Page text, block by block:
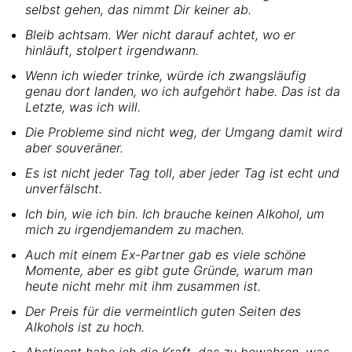
selbst gehen, das nimmt Dir keiner ab.
Bleib achtsam. Wer nicht darauf achtet, wo er
hinläuft, stolpert irgendwann.
Wenn ich wieder trinke, würde ich zwangsläufig
genau dort landen, wo ich aufgehört habe. Das ist da
Letzte, was ich will.
Die Probleme sind nicht weg, der Umgang damit wird
aber souveräner.
Es ist nicht jeder Tag toll, aber jeder Tag ist echt und
unverfälscht.
Ich bin, wie ich bin. Ich brauche keinen Alkohol, um
mich zu irgendjemandem zu machen.
Auch mit einem Ex-Partner gab es viele schöne
Momente, aber es gibt gute Gründe, warum man
heute nicht mehr mit ihm zusammen ist.
Der Preis für die vermeintlich guten Seiten des
Alkohols ist zu hoch.